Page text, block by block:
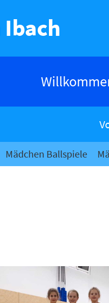
Mädchen Ballspiele